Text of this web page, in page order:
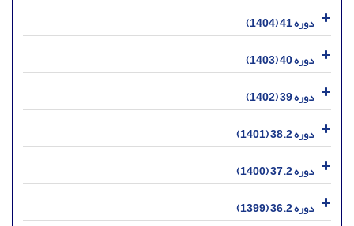
دوره 41 (1404)
دوره 40 (1403)
دوره 39 (1402)
دوره 38.2 (1401)
دوره 37.2 (1400)
دوره 36.2 (1399)